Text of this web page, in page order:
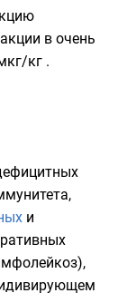
в очень
кг .
и
),